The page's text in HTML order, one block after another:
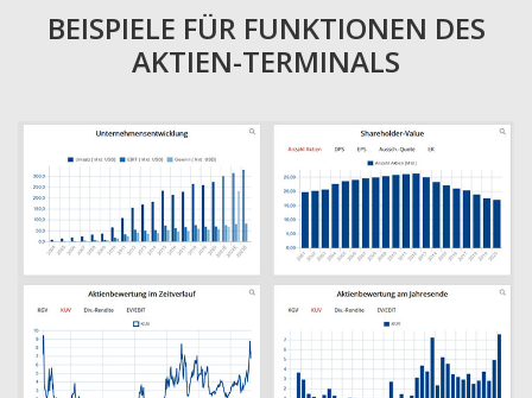
BEISPIELE FÜR FUNKTIONEN DES
AKTIEN-TERMINALS